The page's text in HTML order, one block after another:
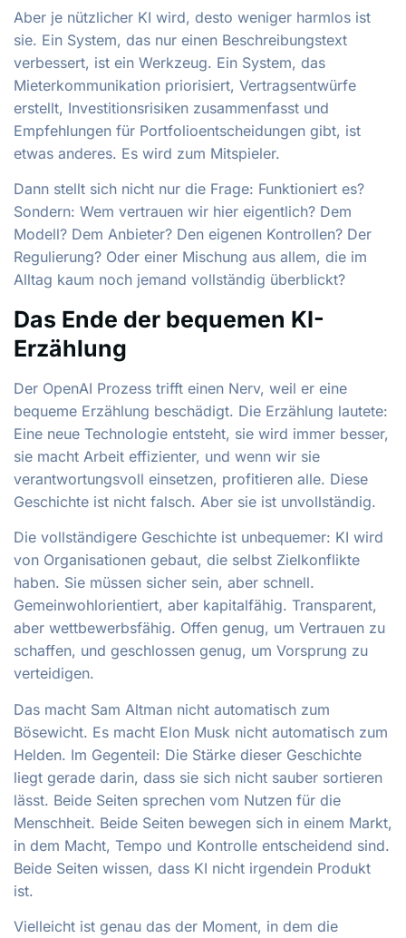
Aber je nützlicher KI wird, desto weniger harmlos ist
sie. Ein System, das nur einen Beschreibungstext
verbessert, ist ein Werkzeug. Ein System, das
Mieterkommunikation priorisiert, Vertragsentwürfe
erstellt, Investitionsrisiken zusammenfasst und
Empfehlungen für Portfolioentscheidungen gibt, ist
etwas anderes. Es wird zum Mitspieler.
Dann stellt sich nicht nur die Frage: Funktioniert es?
Sondern: Wem vertrauen wir hier eigentlich? Dem
Modell? Dem Anbieter? Den eigenen Kontrollen? Der
Regulierung? Oder einer Mischung aus allem, die im
Alltag kaum noch jemand vollständig überblickt?
Das Ende der bequemen KI-
Erzählung
Der OpenAI Prozess trifft einen Nerv, weil er eine
bequeme Erzählung beschädigt. Die Erzählung lautete:
Eine neue Technologie entsteht, sie wird immer besser,
sie macht Arbeit effizienter, und wenn wir sie
verantwortungsvoll einsetzen, profitieren alle. Diese
Geschichte ist nicht falsch. Aber sie ist unvollständig.
Die vollständigere Geschichte ist unbequemer: KI wird
von Organisationen gebaut, die selbst Zielkonflikte
haben. Sie müssen sicher sein, aber schnell.
Gemeinwohlorientiert, aber kapitalfähig. Transparent,
aber wettbewerbsfähig. Offen genug, um Vertrauen zu
schaffen, und geschlossen genug, um Vorsprung zu
verteidigen.
Das macht Sam Altman nicht automatisch zum
Bösewicht. Es macht Elon Musk nicht automatisch zum
Helden. Im Gegenteil: Die Stärke dieser Geschichte
liegt gerade darin, dass sie sich nicht sauber sortieren
lässt. Beide Seiten sprechen vom Nutzen für die
Menschheit. Beide Seiten bewegen sich in einem Markt,
in dem Macht, Tempo und Kontrolle entscheidend sind.
Beide Seiten wissen, dass KI nicht irgendein Produkt
ist.
Vielleicht ist genau das der Moment, in dem die